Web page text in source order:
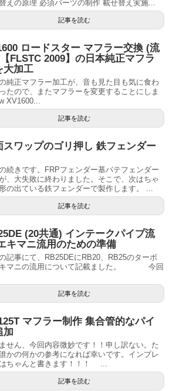
えの原理 必須パーツの制作 載せ替え実施...
記事を読む
ロードスター マフラー交換 (流
FLSTC 2009】の日本純正マフラ
大加工
純正マフラー加工が、音も見た目も気に食わ
たので、またマフラーを変更することにしま
XV1600...
記事を読む
スワップのゴリ押し 鉄フェンダー
続きです。FRPフェンダー基パテフェンダー
、大失敗に終わりました。そこで、次はちゃ
の出ている鉄フェンダーで製作します。 ...
記事を読む
(20共通) インテークパイプ流
キマニ流用のための準備
記事にて、RB25DEにRB20、RB25のターボ
キマニの流用について記載ました。 今回
記事を読む
マフラー制作 集合管的なパイ
加
せん、今回内容微妙です！！申し訳ない。た
かの何かの参考になれば幸いです。インプレ
ちゃんと書きます！！！ ...
記事を読む